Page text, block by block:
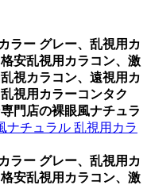
ラー グレー、乱視用カ
安乱視用カラコン、激
視カラコン、遠視用カ
視用カラーコンタク
門店の裸眼風ナチュラ
ナチュラル 乱視用カラ
ラー グレー、乱視用カ
安乱視用カラコン、激